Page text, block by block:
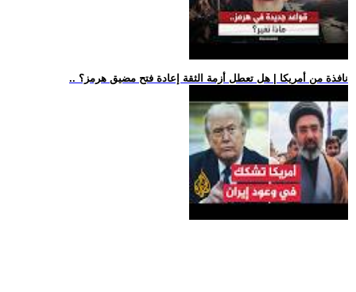
.. نافذة من أمريكا | هل تعطل أزمة الثقة إعادة فتح مضيق هرمز؟